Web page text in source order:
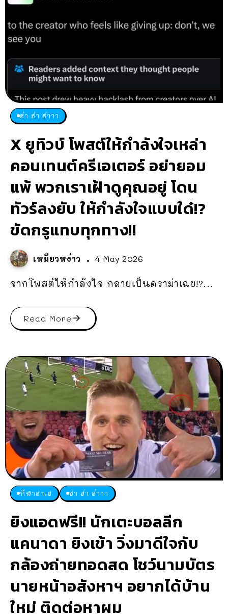
ฮ่า ฮ่า ฮ่าาา
X ยูทิวบ์ โพสต์ให้กำลังใจเหล่า
คอนเทนต์ครีเอเตอร์ อย่ายอม
แพ้ พวกเราเฝ้าดูคุณอยู่ โดน
ทัวร์ลงยับ ให้กำลังใจแบบใด๋!?
ขัดกรูแทบทุกทาง!!
เหมียวหง่าว 4 May 2026
จากโพสต์ให้กำลังใจ กลายเป็นดราม่าเฉย!?...
Read More
กีฬาฮาเฮ ฮ่า ฮ่า ฮ่าาา
ยิงแอดฟรี!! นักเตะบอลลีก
แคนาดา ยิงเข้า วิ่งมาดีใจกับ
กล้องถ่ายทอดสด โชว์นามบัตร
นายหน้าอสังหาฯ อยากได้บ้าน
ใหม่ ติดต่อหาผม